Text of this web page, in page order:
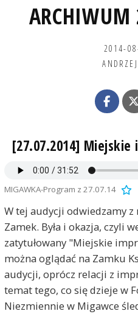
2014-
[27.07.2014] Miejskie
MIGAWKA-Program z 27.07.14
W tej audycji odwiedzamy
Zamek. Była i okazja, czyli
zatytułowany "Miejskie
można oglądać na Zamku
audycji, oprócz relacji z
temat tego, co się dzieje w
Niezmiennie w Migawce